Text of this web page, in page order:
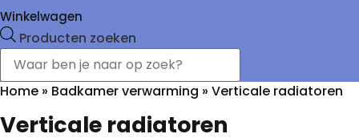
Winkelwagen
Producten zoeken
Home » Badkamer verwarming » Verticale radiatoren
Verticale radiatoren